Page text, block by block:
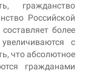
гражданство
Российской
более
с
что абсолютное
гражданами